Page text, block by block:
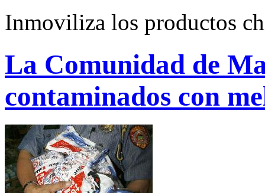
Inmoviliza los productos
La Comunidad de
contaminados con